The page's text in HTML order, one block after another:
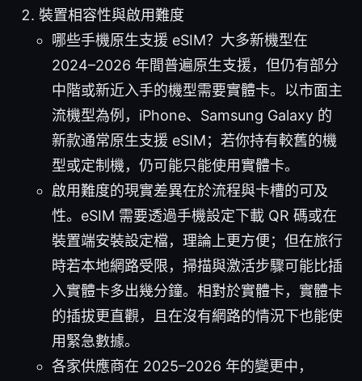
裝置相容性與啟用難度
哪些手機原生支援 eSIM？大多新機型在
2024–2026 年間普遍原生支援，但仍有部分
中階或新近入手的機型需要實體卡。以市面主
流機型為例，iPhone、Samsung Galaxy 的
新款通常原生支援 eSIM；若你持有較舊的機
型或定制機，仍可能只能使用實體卡。
啟用難度的現實差異在於流程與卡槽的可及
性。eSIM 需要透過手機設定下載 QR 碼或在
裝置端安裝設定檔，理論上更方便；但在旅行
時若本地網路受限，掃描與激活步驟可能比插
入實體卡多出幾分鐘。相對於實體卡，實體卡
的插拔更直觀，且在沒有網路的情況下也能使
用緊急數據。
各家供應商在 2025–2026 年的變更中，